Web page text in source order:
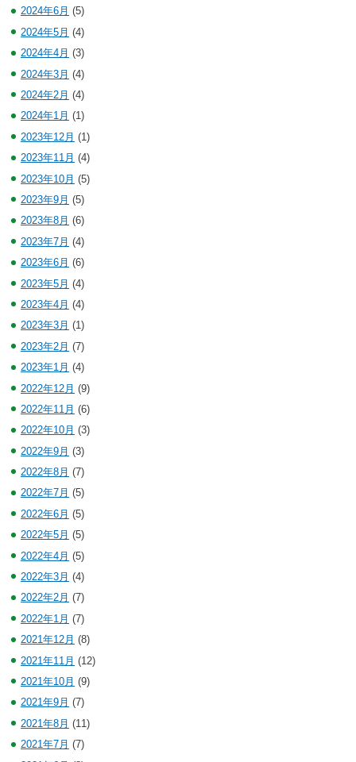
2024年6月 (5)
2024年5月 (4)
2024年4月 (3)
2024年3月 (4)
2024年2月 (4)
2024年1月 (1)
2023年12月 (1)
2023年11月 (4)
2023年10月 (5)
2023年9月 (5)
2023年8月 (6)
2023年7月 (4)
2023年6月 (6)
2023年5月 (4)
2023年4月 (4)
2023年3月 (1)
2023年2月 (7)
2023年1月 (4)
2022年12月 (9)
2022年11月 (6)
2022年10月 (3)
2022年9月 (3)
2022年8月 (7)
2022年7月 (5)
2022年6月 (5)
2022年5月 (5)
2022年4月 (5)
2022年3月 (4)
2022年2月 (7)
2022年1月 (7)
2021年12月 (8)
2021年11月 (12)
2021年10月 (9)
2021年9月 (7)
2021年8月 (11)
2021年7月 (7)